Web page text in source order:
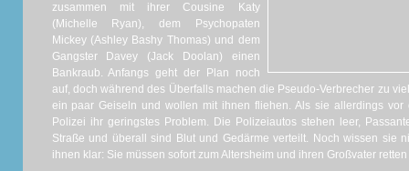
zusammen mit ihrer Cousine Katy
(Michelle Ryan), dem Psychopaten
Mickey (Ashley Bashy Thomas) und dem
Gangster Davey (Jack Doolan) einen
Bankraub. Anfangs geht der Plan noch
auf, doch während des Überfalls machen die Pseudo-Verbrecher zu
ein paar Geiseln und wollen mit ihnen fliehen. Als sie allerdings
Polizei ihr geringstes Problem. Die Polizeiautos stehen leer,
Straße und überall sind Blut und Gedärme verteilt. Noch wissen sie
ihnen klar: Sie müssen sofort zum Altersheim und ihren Großvater